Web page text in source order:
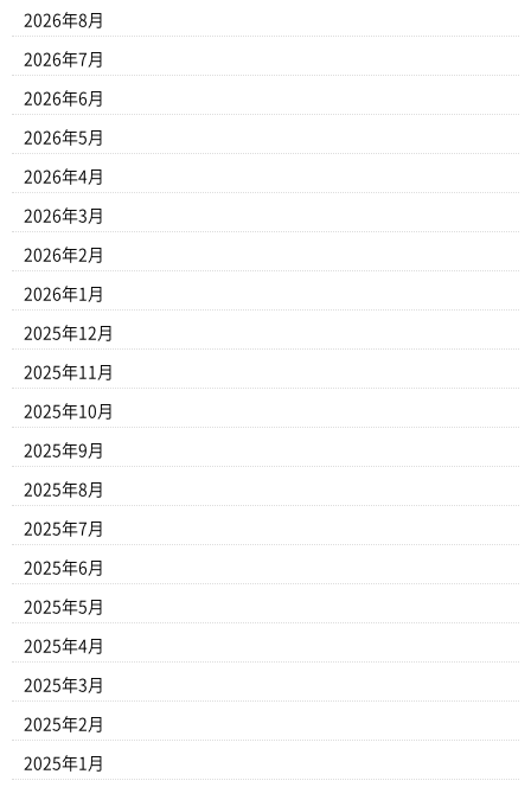
2026年8月
2026年7月
2026年6月
2026年5月
2026年4月
2026年3月
2026年2月
2026年1月
2025年12月
2025年11月
2025年10月
2025年9月
2025年8月
2025年7月
2025年6月
2025年5月
2025年4月
2025年3月
2025年2月
2025年1月